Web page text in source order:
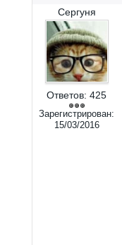
Сергуня
Ответов: 425
Зарегистрирован:
15/03/2016